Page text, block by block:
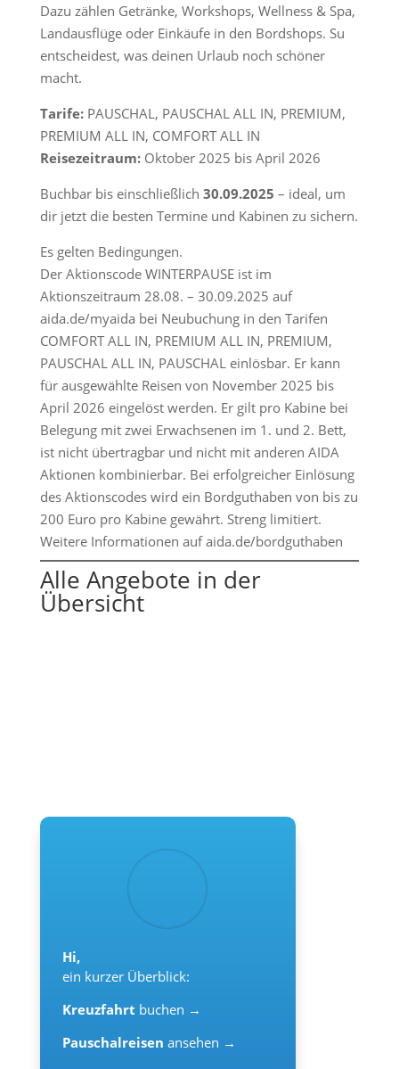
Dazu zählen Getränke, Workshops, Wellness & Spa,
Landausflüge oder Einkäufe in den Bordshops. Su
entscheidest, was deinen Urlaub noch schöner
macht.
Tarife:PAUSCHAL, PAUSCHAL ALL IN, PREMIUM,
PREMIUM ALL IN, COMFORT ALL IN
Reisezeitraum:Oktober 2025 bis April 2026
Buchbar bis einschließlich 30.09.2025 – ideal, um
dir jetzt die besten Termine und Kabinen zu sichern.
Es gelten Bedingungen.
Der Aktionscode WINTERPAUSE ist im
Aktionszeitraum 28.08. – 30.09.2025 auf
aida.de/myaida bei Neubuchung in den Tarifen
COMFORT ALL IN, PREMIUM ALL IN, PREMIUM,
PAUSCHAL ALL IN, PAUSCHAL einlösbar. Er kann
für ausgewählte Reisen von November 2025 bis
April 2026 eingelöst werden. Er gilt pro Kabine bei
Belegung mit zwei Erwachsenen im 1. und 2. Bett,
ist nicht übertragbar und nicht mit anderen AIDA
Aktionen kombinierbar. Bei erfolgreicher Einlösung
des Aktionscodes wird ein Bordguthaben von bis zu
200 Euro pro Kabine gewährt. Streng limitiert.
Weitere Informationen auf aida.de/bordguthaben
Alle Angebote in der
Übersicht
Hi,
ein kurzer Überblick:
Kreuzfahrt buchen →
Pauschalreisen ansehen →